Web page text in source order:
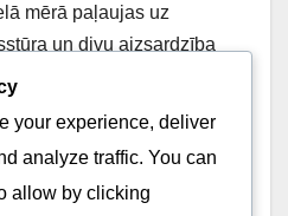
mērā paļaujas uz
un divu aizsardzība
ja pretinieku komanda
your experience, deliver
analyze traffic. You can
allow by clicking